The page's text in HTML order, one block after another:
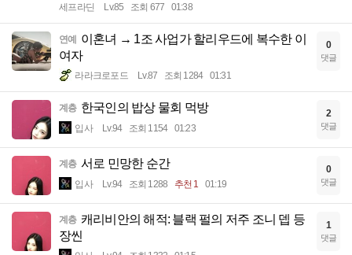
세프라딘 Lv.85 조회 677 01:38
연예 이혼녀 → 1조 사업가 할리우드에 복수한 이
여자
라라크로포드 Lv.87 조회 1284 01:31
0
댓글
계층 한국인의 밥상 물회 먹방
입사 Lv.94 조회 1154 01:23
2
댓글
계층 서로 민망한 순간
입사 Lv.94 조회 1288 추천 1 01:19
0
댓글
계층 캐리비안의 해적: 블랙 펄의 저주 조니 뎁 등
장씬
1
댓글